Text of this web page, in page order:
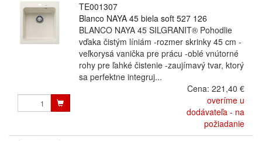
TE001307
Blanco NAYA 45 biela soft 527 126
BLANCO NAYA 45 SILGRANIT® Pohodlie
vďaka čistým líniám -rozmer skrinky 45 cm -
veľkorysá vanička pre prácu -oblé vnútorné
rohy pre ľahké čistenie -zaujímavý tvar, ktorý
sa perfektne integruj...
Cena: 221,40 €
overíme u
dodávateľa - na
požiadanie